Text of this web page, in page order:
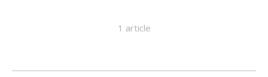
1 article